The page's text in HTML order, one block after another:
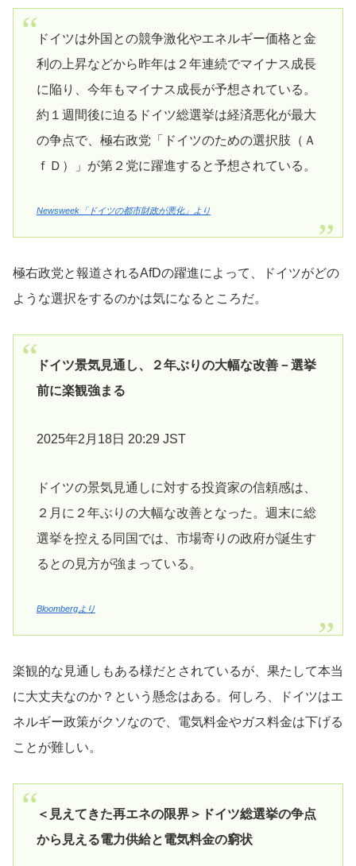
ドイツは外国との競争激化やエネルギー価格と金
利の上昇などから昨年は２年連続でマイナス成長
に陥り、今年もマイナス成長が予想されている。
約１週間後に迫るドイツ総選挙は経済悪化が最大
の争点で、極右政党「ドイツのための選択肢（Ａ
ｆＤ）」が第２党に躍進すると予想されている。
Newsweek「ドイツの都市財政が悪化」より
極右政党と報道されるAfDの躍進によって、ドイツがどの
ような選択をするのかは気になるところだ。
ドイツ景気見通し、２年ぶりの大幅な改善－選挙
前に楽観強まる
2025年2月18日 20:29 JST
ドイツの景気見通しに対する投資家の信頼感は、
２月に２年ぶりの大幅な改善となった。週末に総
選挙を控える同国では、市場寄りの政府が誕生す
るとの見方が強まっている。
Bloombergより
楽観的な見通しもある様だとされているが、果たして本当
に大丈夫なのか？という懸念はある。何しろ、ドイツはエ
ネルギー政策がクソなので、電気料金やガス料金は下げる
ことが難しい。
＜見えてきた再エネの限界＞ドイツ総選挙の争点
から見える電力供給と電気料金の窮状